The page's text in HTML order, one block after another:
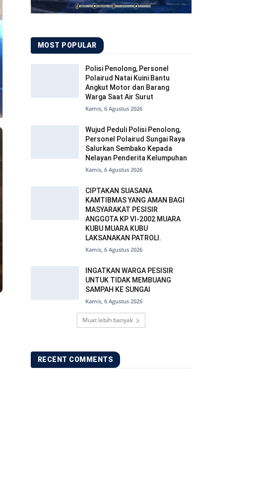
MOST POPULAR
Polisi Penolong, Personel
Polairud Natai Kuini Bantu
Angkut Motor dan Barang
Warga Saat Air Surut
Kamis, 6 Agustus 2026
Wujud Peduli Polisi Penolong,
Personel Polairud Sungai Raya
Salurkan Sembako Kepada
Nelayan Penderita Kelumpuhan
Kamis, 6 Agustus 2026
CIPTAKAN SUASANA
KAMTIBMAS YANG AMAN BAGI
MASYARAKAT PESISIR
ANGGOTA KP VI-2002 MUARA
KUBU MUARA KUBU
LAKSANAKAN PATROLI.
Kamis, 6 Agustus 2026
INGATKAN WARGA PESISIR
UNTUK TIDAK MEMBUANG
SAMPAH KE SUNGAI
Kamis, 6 Agustus 2026
Muat lebih banyak
RECENT COMMENTS